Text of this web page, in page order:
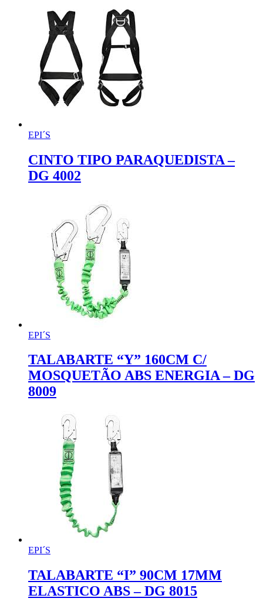
EPI´S
CINTO TIPO PARAQUEDISTA –
DG 4002
EPI´S
TALABARTE “Y” 160CM C/
MOSQUETÃO ABS ENERGIA – DG
8009
EPI´S
TALABARTE “I” 90CM 17MM
ELASTICO ABS – DG 8015